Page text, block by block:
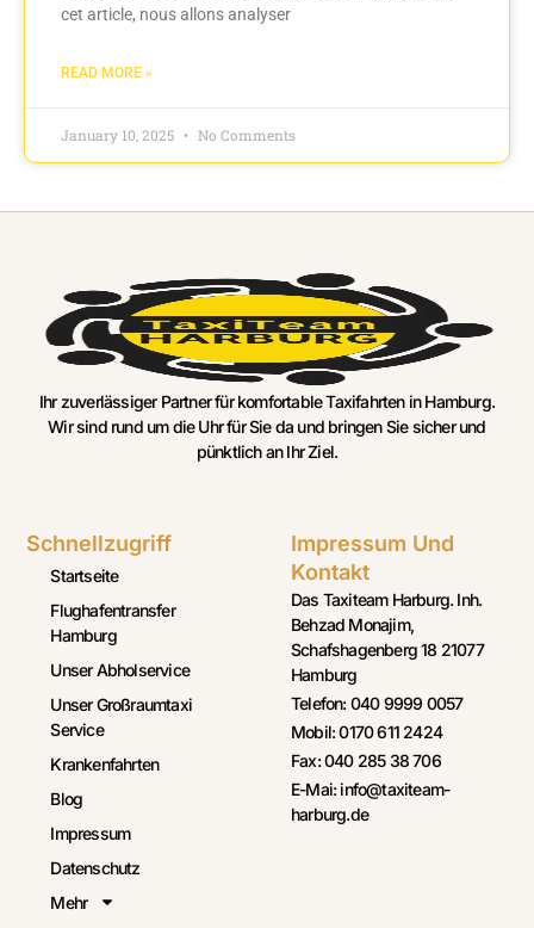
cet article, nous allons analyser
READ MORE »
January 10, 2025 No Comments
Ihr zuverlässiger Partner für komfortable Taxifahrten in Hamburg.
Wir sind rund um die Uhr für Sie da und bringen Sie sicher und
pünktlich an Ihr Ziel.
Schnellzugriff
Startseite
Flughafentransfer
Hamburg
Unser Abholservice
Unser Großraumtaxi
Service
Krankenfahrten
Blog
Impressum
Datenschutz
Mehr
Impressum Und
Kontakt
Das Taxiteam Harburg. Inh.
Behzad Monajim,
Schafshagenberg 18 21077
Hamburg
Telefon: 040 9999 0057
Mobil: 0170 611 2424
Fax: 040 285 38 706
E-Mai: info@taxiteam-
harburg.de